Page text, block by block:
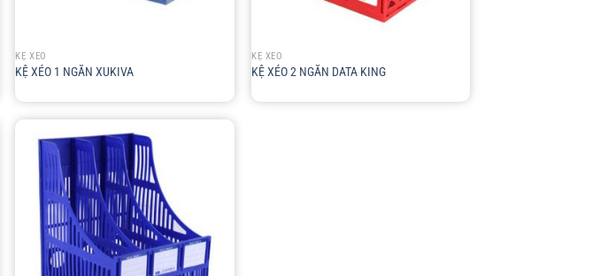
KỆ XÉO
KỆ XÉO 1 NGĂN XUKIVA
KỆ XÉO
KỆ XÉO 2 NGĂN DATA KING